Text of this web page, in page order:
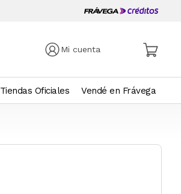
Mi cuenta
Tiendas Oficiales Vendé en Frávega